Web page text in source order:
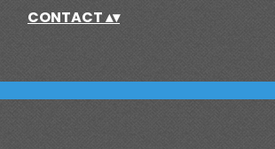
CONTACT▴▾